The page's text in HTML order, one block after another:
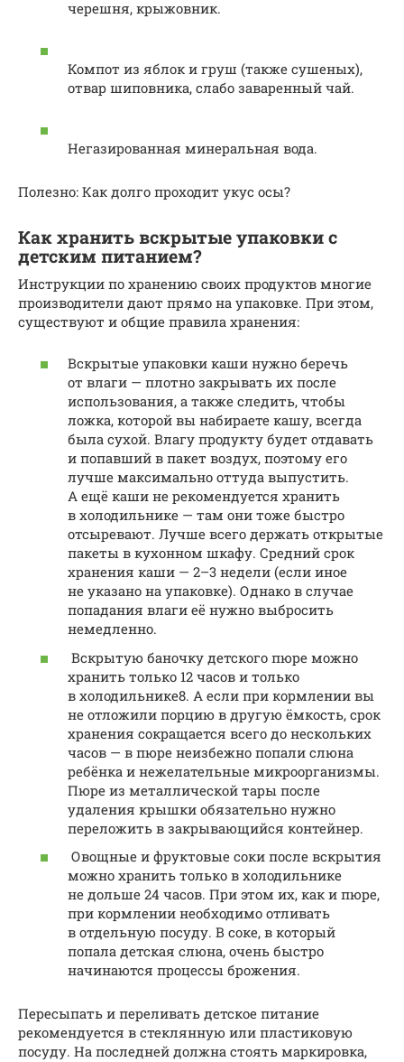
черешня, крыжовник.
Компот из яблок и груш (также сушеных),
отвар шиповника, слабо заваренный чай.
Негазированная минеральная вода.
Полезно: Как долго проходит укус осы?
Как хранить вскрытые упаковки с
детским питанием?
Инструкции по хранению своих продуктов многие
производители дают прямо на упаковке. При этом,
существуют и общие правила хранения:
Вскрытые упаковки каши нужно беречь
от влаги — плотно закрывать их после
использования, а также следить, чтобы
ложка, которой вы набираете кашу, всегда
была сухой. Влагу продукту будет отдавать
и попавший в пакет воздух, поэтому его
лучше максимально оттуда выпустить.
А ещё каши не рекомендуется хранить
в холодильнике — там они тоже быстро
отсыревают. Лучше всего держать открытые
пакеты в кухонном шкафу. Средний срок
хранения каши — 2–3 недели (если иное
не указано на упаковке). Однако в случае
попадания влаги её нужно выбросить
немедленно.
Вскрытую баночку детского пюре можно
хранить только 12 часов и только
в холодильнике8. А если при кормлении вы
не отложили порцию в другую ёмкость, срок
хранения сокращается всего до нескольких
часов — в пюре неизбежно попали слюна
ребёнка и нежелательные микроорганизмы.
Пюре из металлической тары после
удаления крышки обязательно нужно
переложить в закрывающийся контейнер.
Овощные и фруктовые соки после вскрытия
можно хранить только в холодильнике
не дольше 24 часов. При этом их, как и пюре,
при кормлении необходимо отливать
в отдельную посуду. В соке, в который
попала детская слюна, очень быстро
начинаются процессы брожения.
Пересыпать и переливать детское питание
рекомендуется в стеклянную или пластиковую
посуду. На последней должна стоять маркировка,